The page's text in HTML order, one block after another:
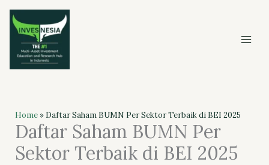
Skip
content
Home» Daftar Saham BUMN Per Sektor Terbaik di BEI 2025
Daftar Saham BUMN Per
Sektor Terbaik di BEI 2025